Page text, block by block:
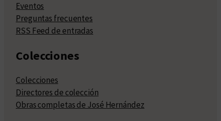
Eventos
Preguntas frecuentes
RSS Feed de entradas
Colecciones
Colecciones
Directores de colección
Obras completas de José Hernández